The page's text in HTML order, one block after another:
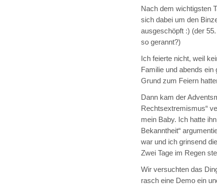
Nach dem wichtigsten
sich dabei um den
ausgeschöpft :) (der
so gerannt?)
Ich feierte nicht, weil
Familie und abends
Grund zum Feiern
Dann kam der
Rechtsextremismus“
mein Baby. Ich hatte
Bekanntheit“
war und ich grinsend
Zwei Tage im Regen
Wir versuchten das
rasch eine Demo ein